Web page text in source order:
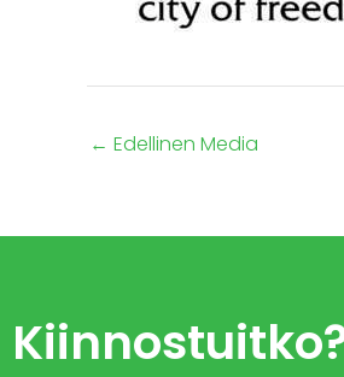
← Edellinen Media